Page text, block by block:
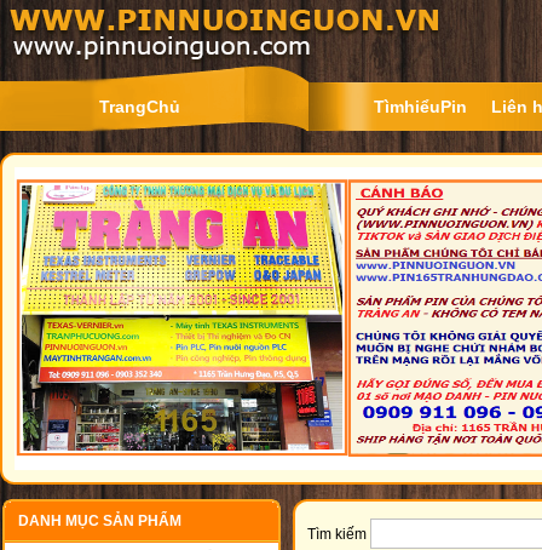
TrangChủ TìmhiểuPin Liên
DANH MỤC SẢN PHẨM
Tìm kiếm